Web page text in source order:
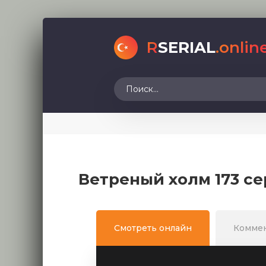
RSERIAL
Ветреный холм 173
Смотреть онлайн